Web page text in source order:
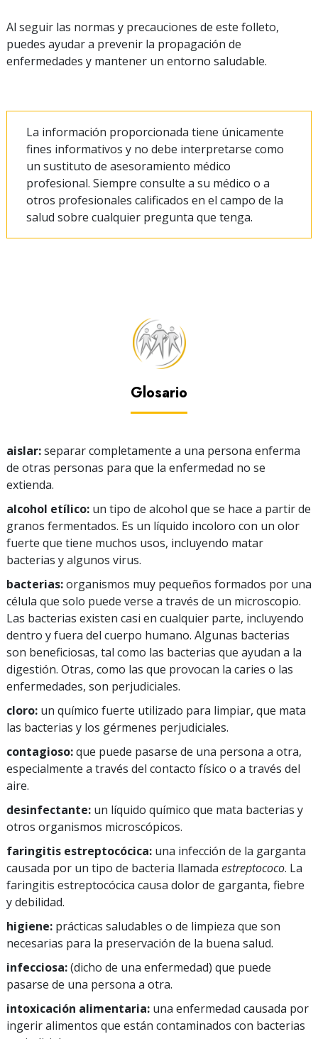
Al seguir las normas y precauciones de este folleto,
puedes ayudar a prevenir la propagación de
enfermedades y mantener un entorno saludable.
La información proporcionada tiene únicamente
fines informativos y no debe interpretarse como
un sustituto de asesoramiento médico
profesional. Siempre consulte a su médico o a
otros profesionales calificados en el campo de la
salud sobre cualquier pregunta que tenga.
Glosario
aislar:separar completamente a una persona enferma
de otras personas para que la enfermedad no se
extienda.
alcohol etílico: un tipo de alcohol que se hace a partir de
granos fermentados. Es un líquido incoloro con un olor
fuerte que tiene muchos usos, incluyendo matar
bacterias y algunos virus.
bacterias:organismos muy pequeños formados por una
célula que solo puede verse a través de un microscopio.
Las bacterias existen casi en cualquier parte, incluyendo
dentro y fuera del cuerpo humano. Algunas bacterias
son beneficiosas, tal como las bacterias que ayudan a la
digestión. Otras, como las que provocan la caries o las
enfermedades, son perjudiciales.
cloro: un químico fuerte utilizado para limpiar, que mata
las bacterias y los gérmenes perjudiciales.
contagioso:que puede pasarse de una persona a otra,
especialmente a través del contacto físico o a través del
aire.
desinfectante: un líquido químico que mata bacterias y
otros organismos microscópicos.
faringitis estreptocócica: una infección de la garganta
causada por un tipo de bacteria llamada estreptococo. La
faringitis estreptocócica causa dolor de garganta, fiebre
y debilidad.
higiene: prácticas saludables o de limpieza que son
necesarias para la preservación de la buena salud.
infecciosa:(dicho de una enfermedad) que puede
pasarse de una persona a otra.
intoxicación alimentaria: una enfermedad causada por
ingerir alimentos que están contaminados con bacterias